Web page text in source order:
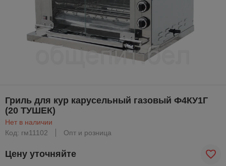
Гриль для кур карусельный газовый Ф4КУ1Г
(20 ТУШЕК)
Нет в наличии
Код: гм11102
Опт и розница
Цену уточняйте